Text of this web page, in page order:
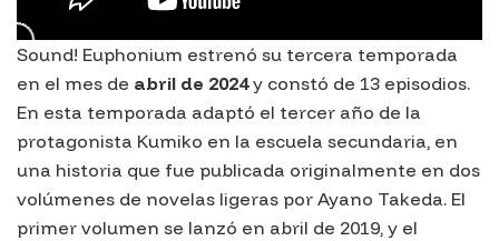
Sound! Euphonium estrenó su tercera temporada
en el mes de abril de 2024y constó de 13 episodios.
En esta temporada adaptó el tercer año de la
protagonista Kumiko en la escuela secundaria, en
una historia que fue publicada originalmente en dos
volúmenes de novelas ligeras por Ayano Takeda. El
primer volumen se lanzó en abril de 2019, y el